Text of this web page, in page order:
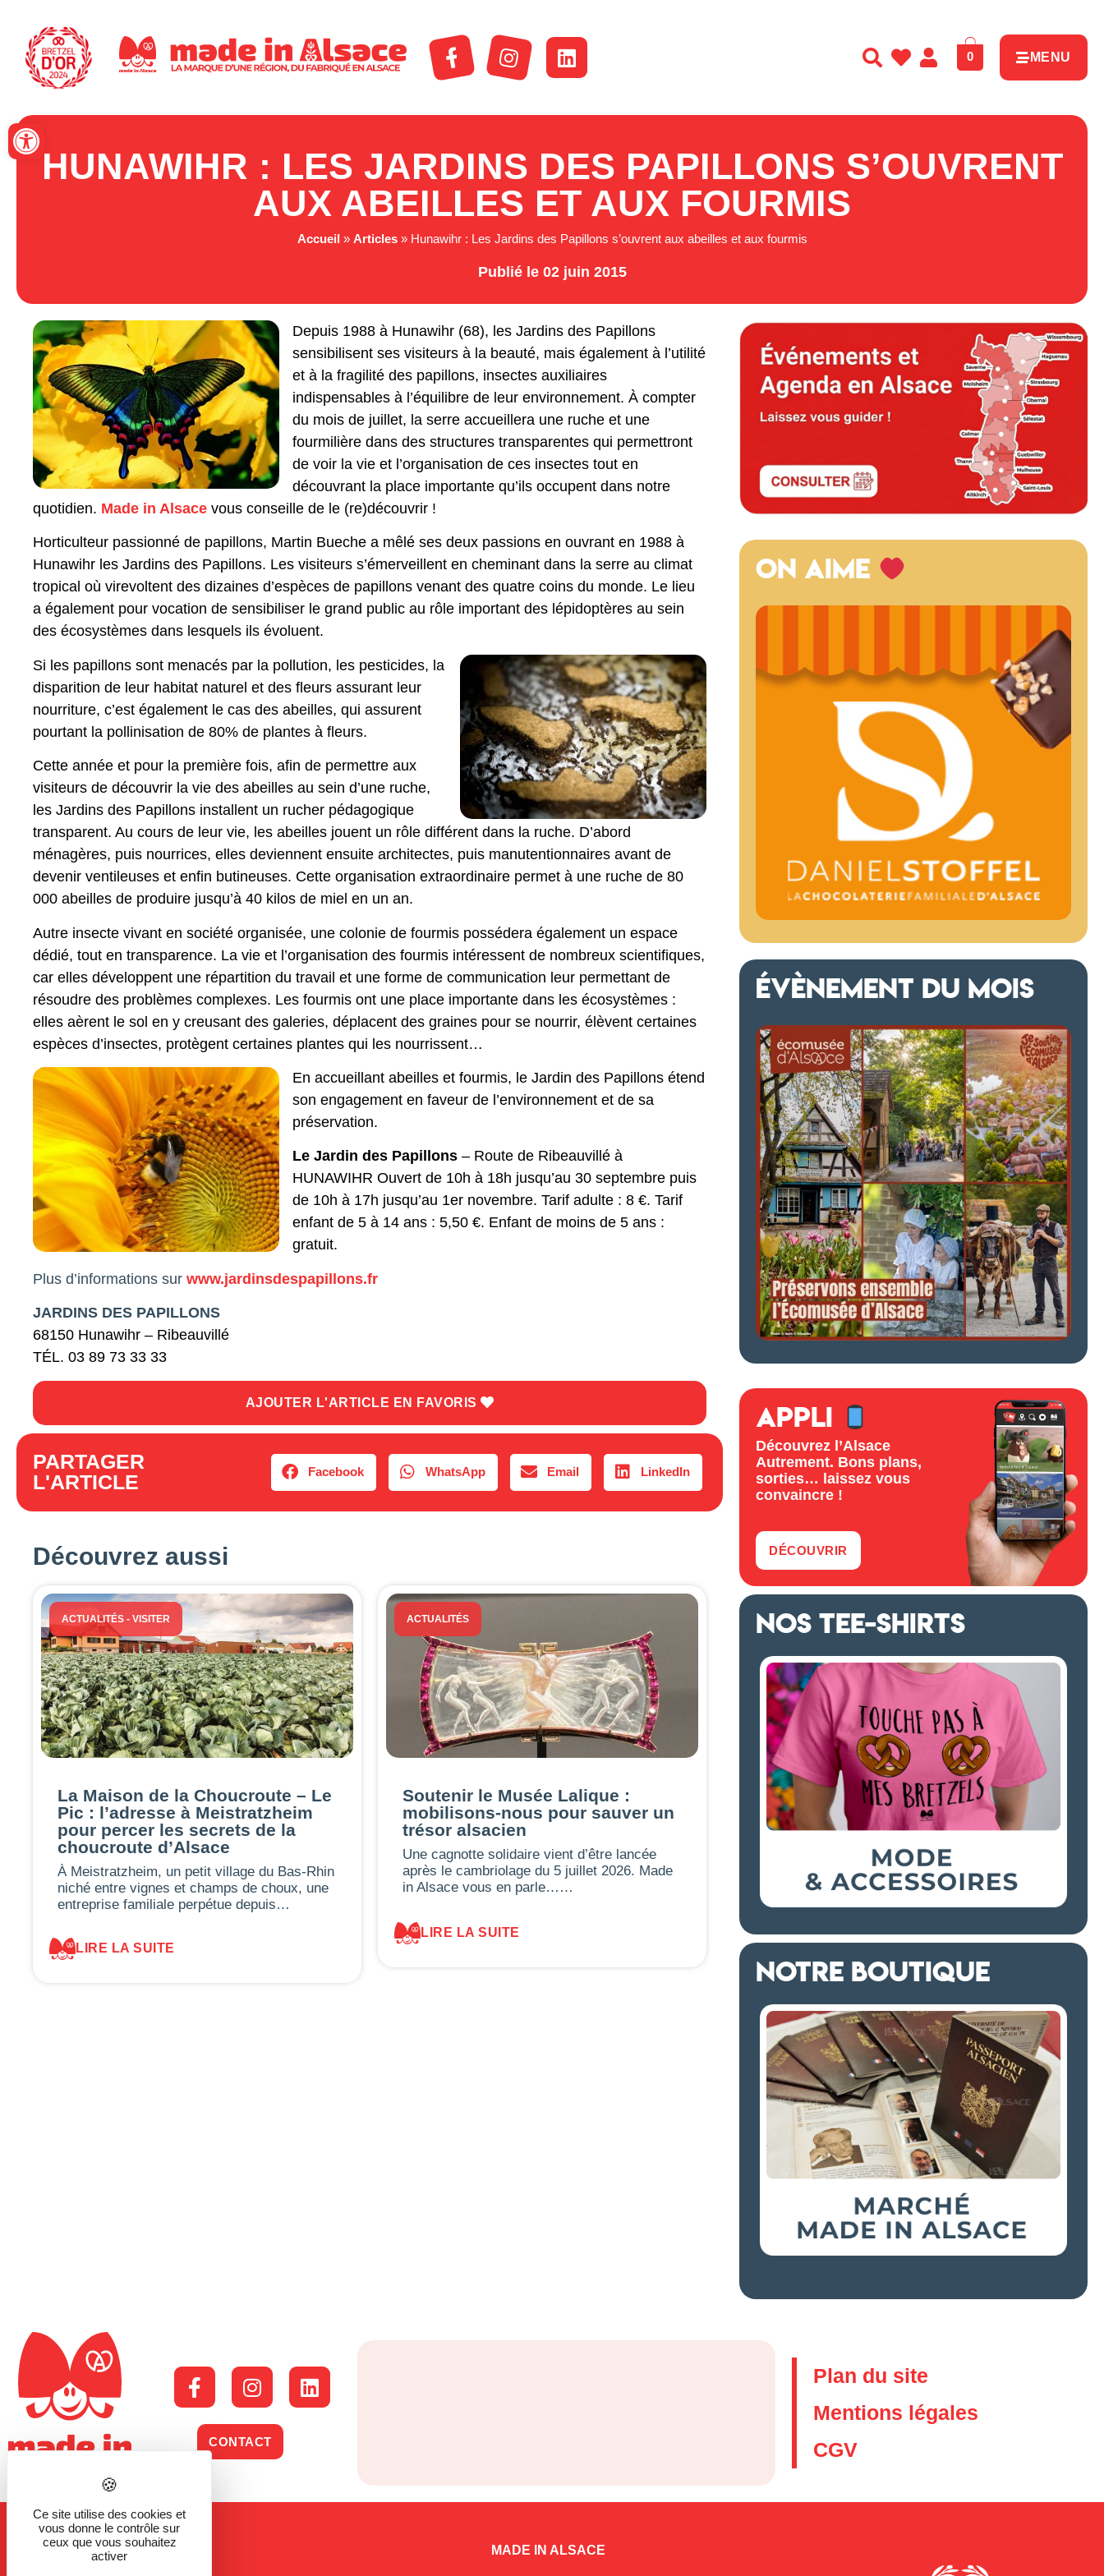
Ouvrir la barre d’outils
0 MENU
HUNAWIHR : LES JARDINS DES PAPILLONS S’OUVRENT
AUX ABEILLES ET AUX FOURMIS
Accueil » Articles» Hunawihr : Les Jardins des Papillons s’ouvrent aux abeilles et aux fourmis
Publié le 02 juin 2015
Depuis 1988 à Hunawihr (68), les Jardins des Papillons
sensibilisent ses visiteurs à la beauté, mais également à l’utilité
et à la fragilité des papillons, insectes auxiliaires
indispensables à l’équilibre de leur environnement. À compter
du mois de juillet, la serre accueillera une ruche et une
fourmilière dans des structures transparentes qui permettront
de voir la vie et l’organisation de ces insectes tout en
découvrant la place importante qu’ils occupent dans notre
quotidien. Made in Alsace vous conseille de le (re)découvrir !
Horticulteur passionné de papillons, Martin Bueche a mêlé ses deux passions en ouvrant en 1988 à
Hunawihr les Jardins des Papillons. Les visiteurs s’émerveillent en cheminant dans la serre au climat
tropical où virevoltent des dizaines d’espèces de papillons venant des quatre coins du monde. Le lieu
a également pour vocation de sensibiliser le grand public au rôle important des lépidoptères au sein
des écosystèmes dans lesquels ils évoluent.
Si les papillons sont menacés par la pollution, les pesticides, la
disparition de leur habitat naturel et des fleurs assurant leur
nourriture, c’est également le cas des abeilles, qui assurent
pourtant la pollinisation de 80% de plantes à fleurs.
Cette année et pour la première fois, afin de permettre aux
visiteurs de découvrir la vie des abeilles au sein d’une ruche,
les Jardins des Papillons installent un rucher pédagogique
transparent. Au cours de leur vie, les abeilles jouent un rôle différent dans la ruche. D’abord
ménagères, puis nourrices, elles deviennent ensuite architectes, puis manutentionnaires avant de
devenir ventileuses et enfin butineuses. Cette organisation extraordinaire permet à une ruche de 80
000 abeilles de produire jusqu’à 40 kilos de miel en un an.
Autre insecte vivant en société organisée, une colonie de fourmis possédera également un espace
dédié, tout en transparence. La vie et l’organisation des fourmis intéressent de nombreux scientifiques,
car elles développent une répartition du travail et une forme de communication leur permettant de
résoudre des problèmes complexes. Les fourmis ont une place importante dans les écosystèmes :
elles aèrent le sol en y creusant des galeries, déplacent des graines pour se nourrir, élèvent certaines
espèces d’insectes, protègent certaines plantes qui les nourrissent…
En accueillant abeilles et fourmis, le Jardin des Papillons étend
son engagement en faveur de l’environnement et de sa
préservation.
Le Jardin des Papillons – Route de Ribeauvillé à
HUNAWIHR Ouvert de 10h à 18h jusqu’au 30 septembre puis
de 10h à 17h jusqu’au 1er novembre. Tarif adulte : 8 €. Tarif
enfant de 5 à 14 ans : 5,50 €. Enfant de moins de 5 ans :
gratuit.
Plus d’informations sur www.jardinsdespapillons.fr
JARDINS DES PAPILLONS
68150 Hunawihr – Ribeauvillé
TÉL. 03 89 73 33 33
AJOUTER L'ARTICLE EN FAVORIS
PARTAGER
L'ARTICLE
Facebook WhatsApp Email LinkedIn
Découvrez aussi
ACTUALITÉS - VISITER
La Maison de la Choucroute – Le
Pic : l’adresse à Meistratzheim
pour percer les secrets de la
choucroute d’Alsace
À Meistratzheim, un petit village du Bas-Rhin
niché entre vignes et champs de choux, une
entreprise familiale perpétue depuis…
LIRE LA SUITE
ACTUALITÉS
Soutenir le Musée Lalique :
mobilisons-nous pour sauver un
trésor alsacien
Une cagnotte solidaire vient d’être lancée
après le cambriolage du 5 juillet 2026. Made
in Alsace vous en parle……
LIRE LA SUITE
ON AIME
ÉVÈNEMENT DU MOIS
APPLI
Découvrez l’Alsace
Autrement. Bons plans,
sorties… laissez vous
convaincre !
DÉCOUVRIR
NOS TEE-SHIRTS
NOTRE BOUTIQUE
CONTACT
Plan du site
Mentions légales
CGV
MADE IN ALSACE
Ce site utilise des cookies et
vous donne le contrôle sur
ceux que vous souhaitez
activer